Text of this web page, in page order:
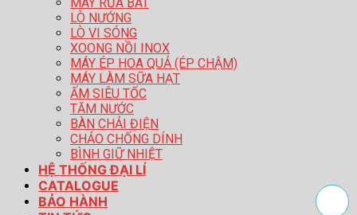
LÒ NƯỚNG
LÒ VI SÓNG
XOONG NỒI INOX
MÁY ÉP HOA QUẢ (ÉP CHẬM)
MÁY LÀM SỮA HẠT
ẤM SIÊU TỐC
TĂM NƯỚC
BÀN CHẢI ĐIỆN
CHẢO CHỐNG DÍNH
BÌNH GIỮ NHIỆT
HỆ THỐNG ĐẠI LÍ
CATALOGUE
BẢO HÀNH